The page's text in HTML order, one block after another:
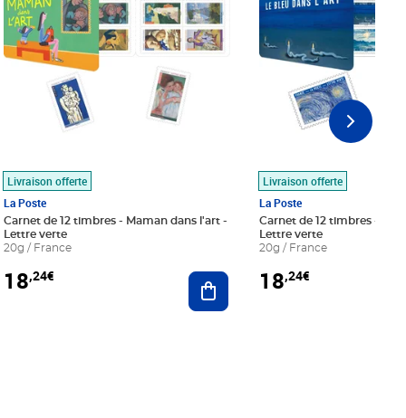
au panier
Livraison offerte
La Poste
Carnet de 12 timbres - Maman dans l'art -
Lettre verte
20g / France
18,24€ Ajouter au panier
Livraison offerte
La Poste
Carnet de 12 timbres - Le
Lettre verte
20g / France
18,24€